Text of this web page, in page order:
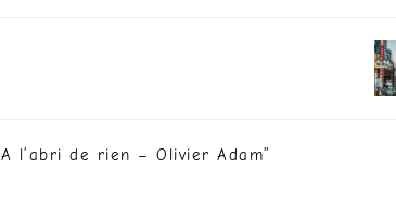
A l’abri de rien – Olivier Adam”